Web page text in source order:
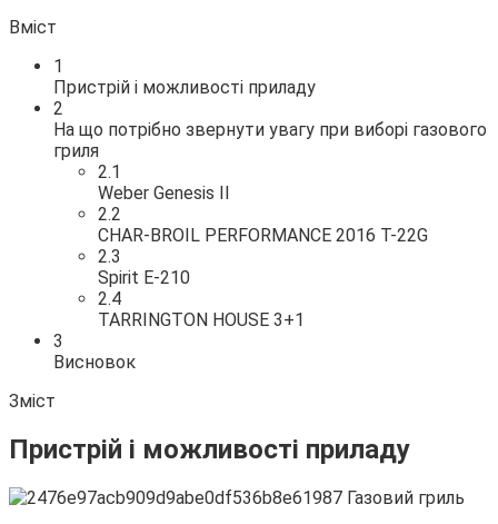
Вміст
1
Пристрій і можливості приладу
2
На що потрібно звернути увагу при виборі газового
гриля
2.1
Weber Genesis II
2.2
CHAR-BROIL PERFORMANCE 2016 T-22G
2.3
Spirit E-210
2.4
TARRINGTON HOUSE 3+1
3
Висновок
Зміст
Пристрій і можливості приладу